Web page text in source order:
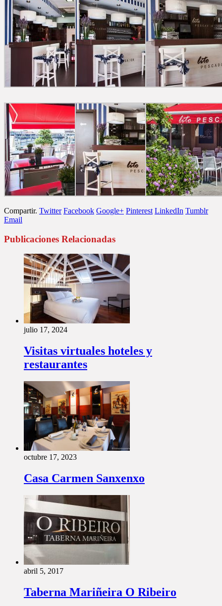
Compartir. Twitter Facebook Google+ Pinterest LinkedIn Tumblr
Email
Publicaciones Relacionadas
julio 17, 2024
Visitas virtuales hoteles y
restaurantes
octubre 17, 2023
Casa Carmen Sanxenxo
abril 5, 2017
Taberna Mariñeira O Ribeiro